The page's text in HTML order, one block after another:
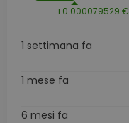
+0.000079529 €
1 settimana fa
1 mese fa
6 mesi fa